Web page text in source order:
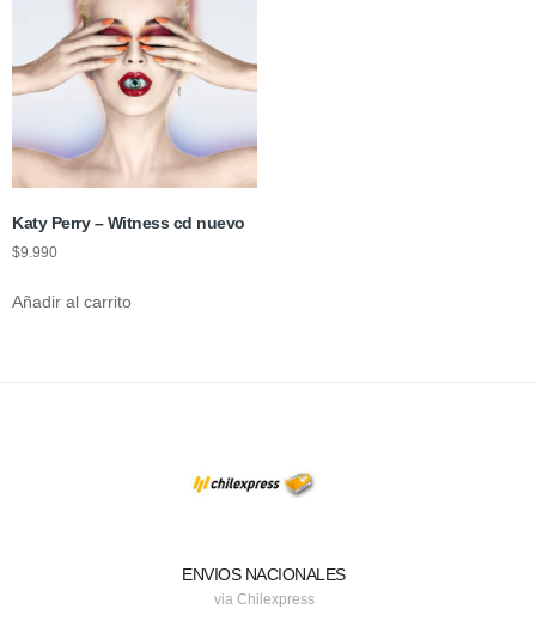
Katy Perry – Witness cd nuevo
$9.990
Añadir al carrito
ENVIOS NACIONALES
via Chilexpress